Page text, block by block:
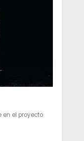
en el proyecto